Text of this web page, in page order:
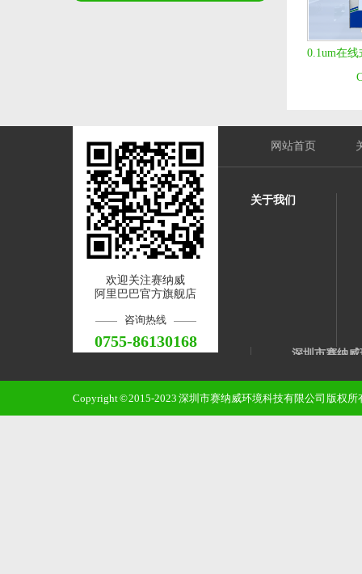
0.1um在
欢迎关注赛纳威
阿里巴巴官方旗舰店
咨询热线
0755-86130168
网站首页
关于我们
深圳市赛纳
邮 箱：
手 机：
Copyright © 2015-2023 深圳市赛纳威环境科技有限公司 版权